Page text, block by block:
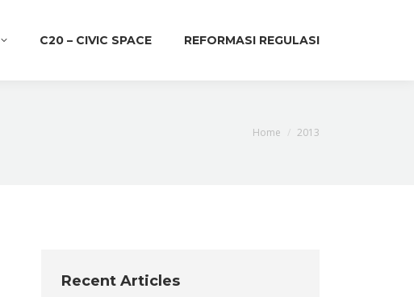
C20 – CIVIC SPACE REFORMASI REGULASI
You are here:
Home 2013
Recent Articles